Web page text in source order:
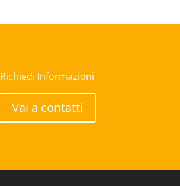
Richiedi Informazioni
Vai a contatti